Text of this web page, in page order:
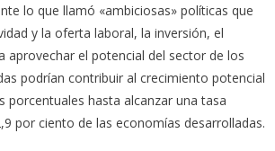
lo que llamó «ambiciosas» políticas que
y la oferta laboral, la inversión, el
aprovechar el potencial del sector de los
podrían contribuir al crecimiento potencial
porcentuales hasta alcanzar una tasa
por ciento de las economías desarrolladas.